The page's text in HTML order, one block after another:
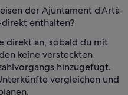
der Ajuntament d'Artà-
enthalten?
direkt an, sobald du mit
keine versteckten
hinzugefügt.
vergleichen und